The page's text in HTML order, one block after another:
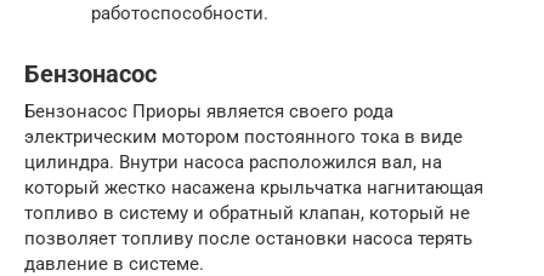
работоспособности.
Бензонасос
Бензонасос Приоры является своего рода
электрическим мотором постоянного тока в виде
цилиндра. Внутри насоса расположился вал, на
который жестко насажена крыльчатка нагнитающая
топливо в систему и обратный клапан, который не
позволяет топливу после остановки насоса терять
давление в системе.